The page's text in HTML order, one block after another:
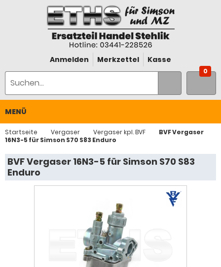
Anmelden Merkzettel Kasse
0
MENÜ
Startseite Vergaser Vergaser kpl. BVF
BVF Vergaser
16N3-5 für Simson S70 S83 Enduro
BVF Vergaser 16N3-5 für Simson S70 S83
Enduro